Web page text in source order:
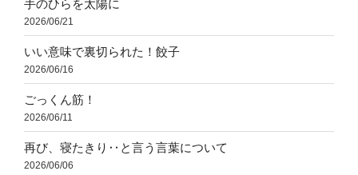
手のひらを太陽に
2026/06/21
いい意味で裏切られた！餃子
2026/06/16
ごっくん筋！
2026/06/11
再び、寝たきり‥と言う言葉について
2026/06/06